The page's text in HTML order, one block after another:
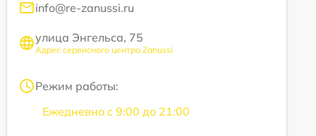
info@re-zanussi.ru
улица Энгельса, 75
Адрес сервисного центра Zanussi
Режим работы:
Ежедневно с 9:00 до 21:00